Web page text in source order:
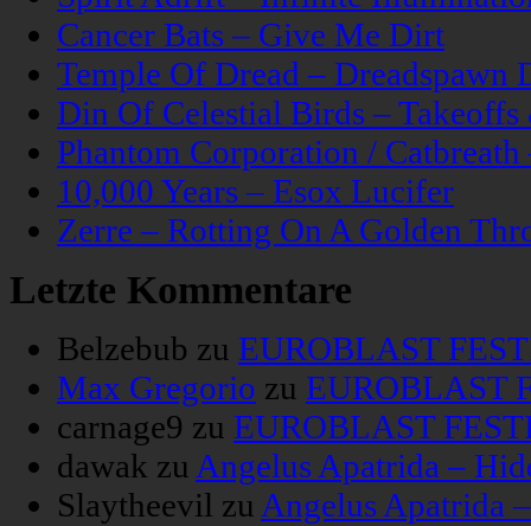
Cancer Bats – Give Me Dirt
Temple Of Dread – Dreadspawn
Din Of Celestial Birds –
Phantom Corporation /
10,000 Years – Esox Lucifer
Zerre – Rotting On A Golden
Letzte Kommentare
Belzebub zu EUROBLAST
Max Gregorio zu EUROBLAST
carnage9 zu EUROBLAST
dawak zu Angelus Apatrida –
Slaytheevil zu Angelus Apatrida